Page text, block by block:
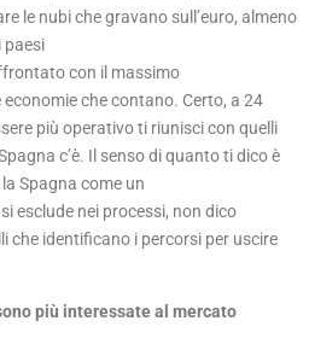
le nubi che gravano sull’euro, almeno
paesi
con il massimo
che contano. Certo, a 24
più operativo ti riunisci con quelli
c’è. Il senso di quanto ti dico è
Spagna come un
esclude nei processi, non dico
che identificano i percorsi per uscire
più interessate al mercato